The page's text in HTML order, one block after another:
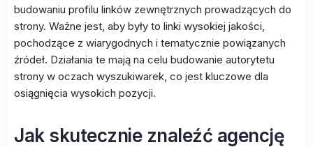
budowaniu profilu linków zewnętrznych prowadzących do
strony. Ważne jest, aby były to linki wysokiej jakości,
pochodzące z wiarygodnych i tematycznie powiązanych
źródeł. Działania te mają na celu budowanie autorytetu
strony w oczach wyszukiwarek, co jest kluczowe dla
osiągnięcia wysokich pozycji.
Jak skutecznie znaleźć agencję